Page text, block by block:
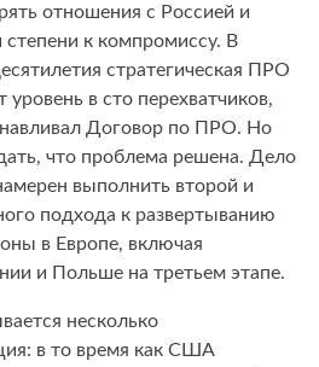
отношения с Россией и
степени к компромиссу. В
стратегическая ПРО
в сто перехватчиков,
Договор по ПРО. Но
что проблема решена. Дело
выполнить второй и
подхода к развертыванию
в Европе, включая
и Польше на третьем этапе.
несколько
в то время как США